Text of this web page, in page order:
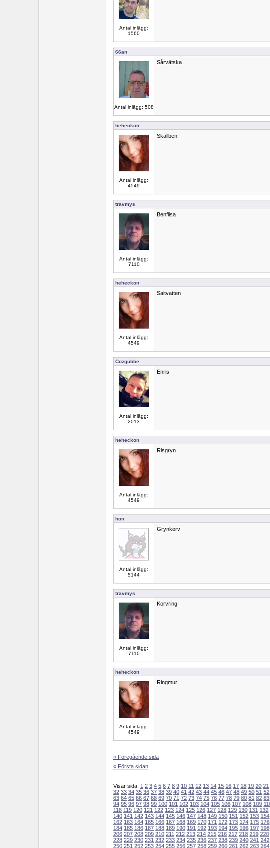
Antal inlägg:
1560
66an
Antal inlägg: 508
Sårvätska
heheckon
Antal inlägg:
4549
Skallben
travmys
Antal inlägg:
7110
Benflisa
heheckon
Antal inlägg:
4549
Saltvatten
Cozgubbe
Antal inlägg:
2013
Enris
heheckon
Antal inlägg:
4549
Risgryn
hon
Antal inlägg:
5144
Grynkorv
travmys
Antal inlägg:
7110
Korvring
heheckon
Antal inlägg:
4549
Ringmur
« Föregående sida
« Första sidan
Visar sida: 1 2 3 4 5 6 7 8 9 10 11 12 13 14 15 16 17 18 19 20 21
32 33 34 35 36 37 38 39 40 41 42 43 44 45 46 47 48 49 50 51 52
63 64 65 66 67 68 69 70 71 72 73 74 75 76 77 78 79 80 81 82 83
94 95 96 97 98 99 100 101 102 103 104 105 106 107 108 109
118 119 120 121 122 123 124 125 126 127 128 129 130 131 132
140 141 142 143 144 145 146 147 148 149 150 151 152 153 154
162 163 164 165 166 167 168 169 170 171 172 173 174 175 176
184 185 186 187 188 189 190 191 192 193 194 195 196 197 198
206 207 208 209 210 211 212 213 214 215 216 217 218 219 220
228 229 230 231 232 233 234 235 236 237 238 239 240 241 242
250 251 252 253 254 255 256 257 258 259 260 261 262 263 264